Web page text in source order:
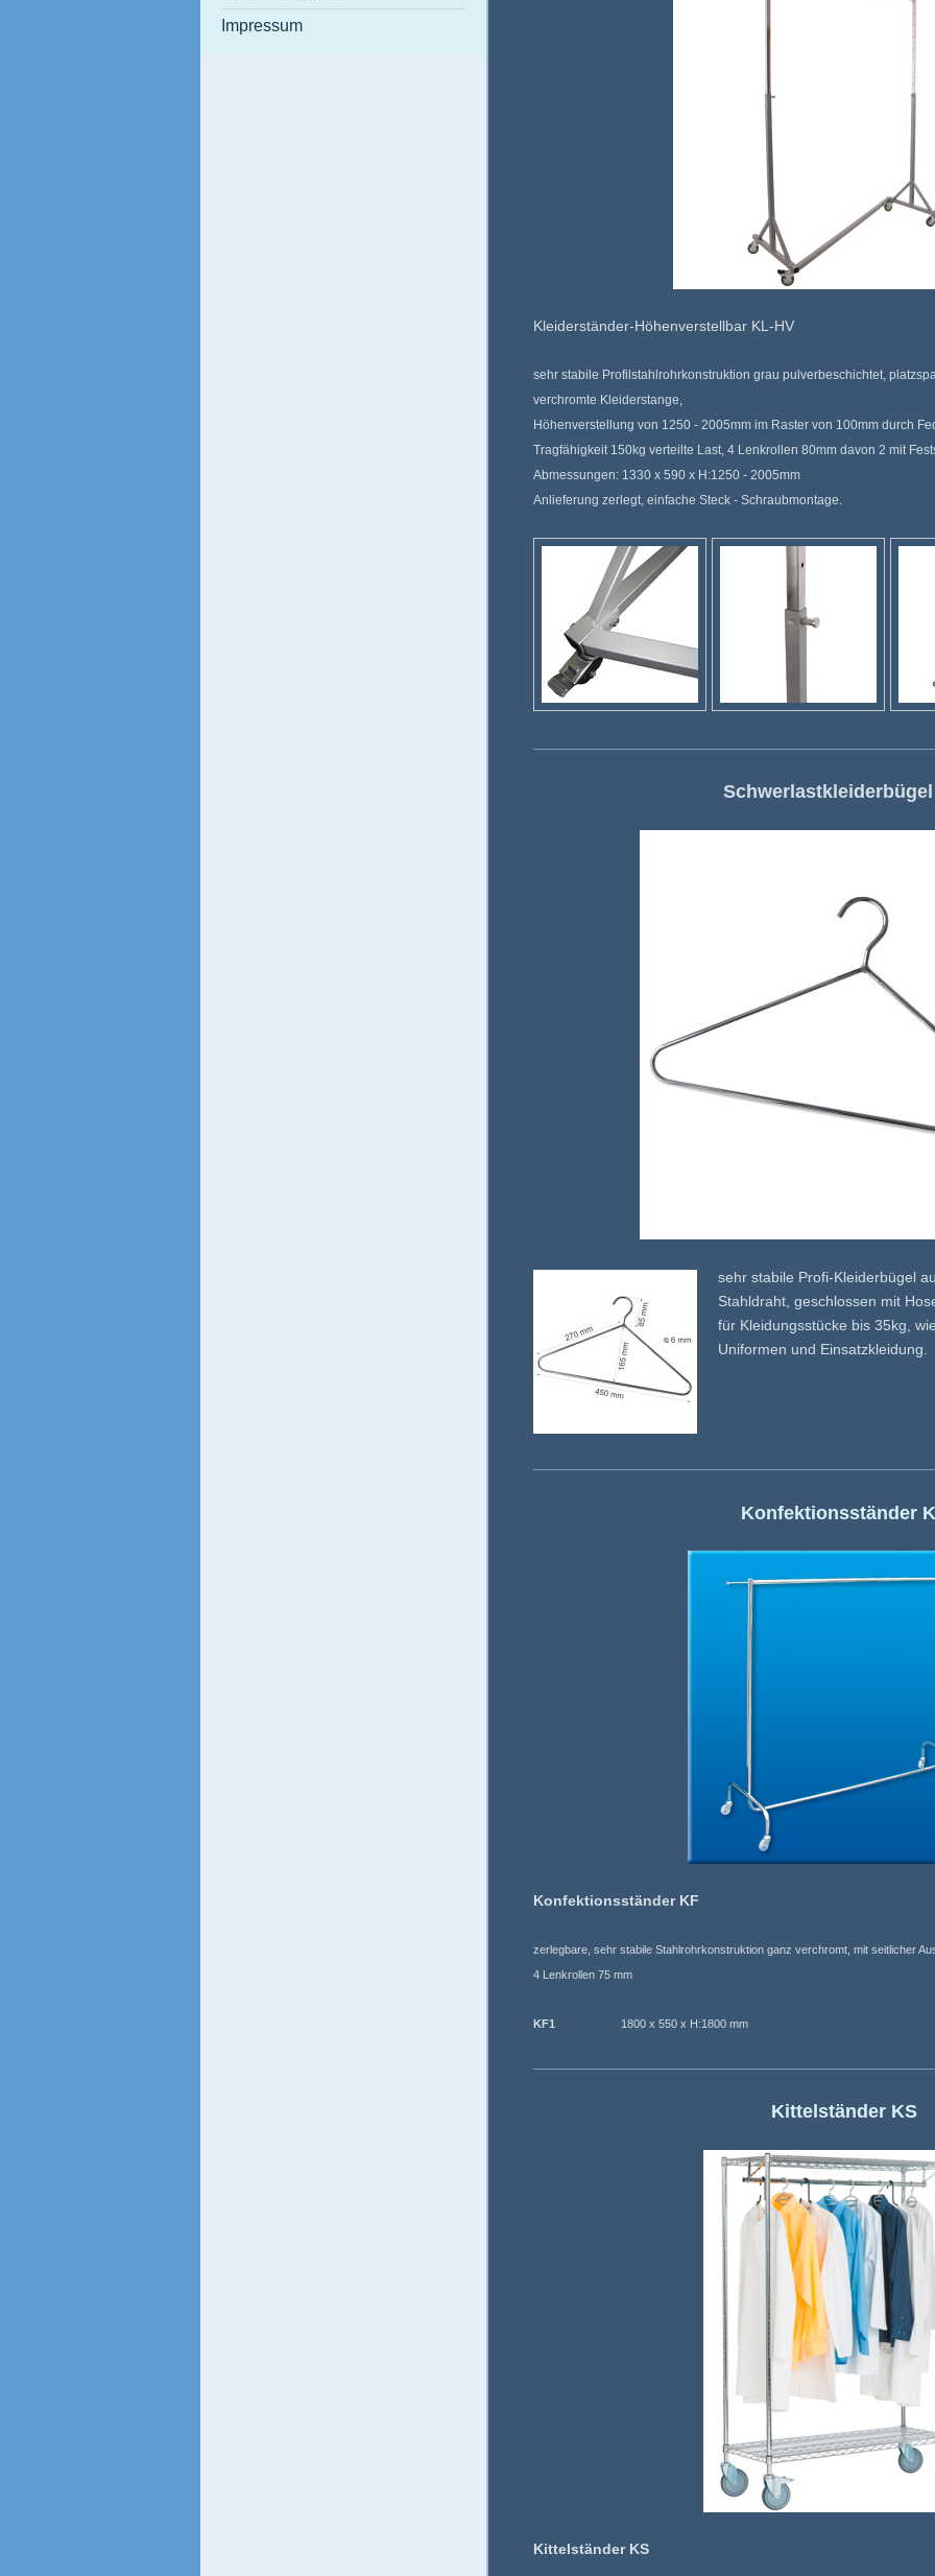
Impressum
Kleiderständer-Höhenverstellbar KL-HV
sehr stabile Profilstahlrohrkonstruktion grau pulverbeschichtet,
verchromte Kleiderstange,
Höhenverstellung von 1250 - 2005mm im Raster von 100mm durch
Tragfähigkeit 150kg verteilte Last, 4 Lenkrollen 80mm davon 2 mit
Abmessungen: 1330 x 590 x H:1250 - 2005mm
Anlieferung zerlegt, einfache Steck - Schraubmontage.
sehr stabile Profi-Kleiderbügel
Stahldraht, geschlossen mit
für Kleidungsstücke bis 35kg,
Uniformen und Einsatzkleidung.
Konfektionsständer
Konfektionsständer KF
zerlegbare, sehr stabile Stahlrohrkonstruktion ganz verchromt, mit seitlicher
4 Lenkrollen 75 mm
KF11800 x 550 x H:1800 mm
Kittelständer KS
Kittelständer KS